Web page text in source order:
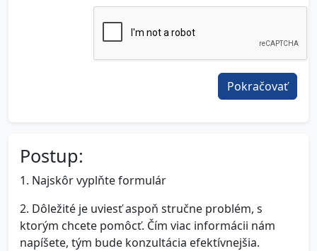
Pokračovať
Postup:
1. Najskôr vyplňte formulár
2. Dôležité je uviesť aspoň stručne problém, s
ktorým chcete pomôcť. Čím viac informácii nám
napíšete, tým bude konzultácia efektívnejšia.